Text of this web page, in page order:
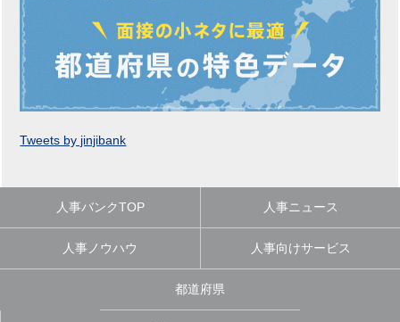
Tweets by jinjibank
人事バンクTOP 人事ニュース
人事ノウハウ 人事向けサービス
都道府県